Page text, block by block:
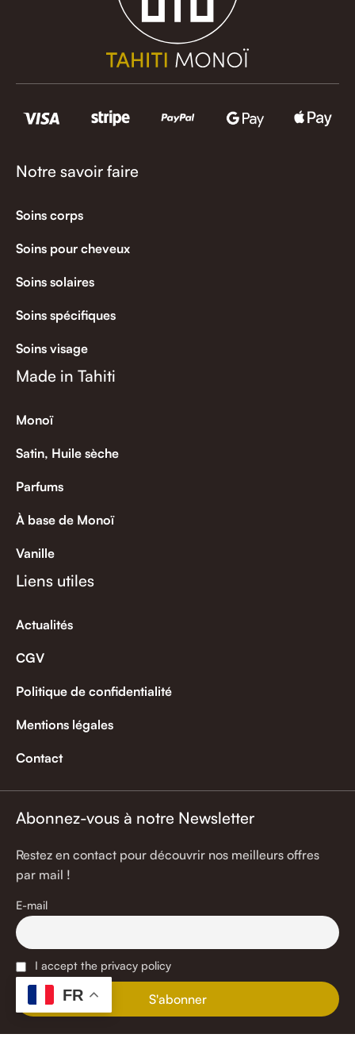
Notre savoir faire
Soins corps
Soins pour cheveux
Soins solaires
Soins spécifiques
Soins visage
Made in Tahiti
Monoï
Satin, Huile sèche
Parfums
À base de Monoï
Vanille
Liens utiles
Actualités
CGV
Politique de confidentialité
Mentions légales
Contact
Abonnez-vous à notre Newsletter
Restez en contact pour découvrir nos meilleurs offres
par mail !
E-mail
I accept the privacy policy
FR